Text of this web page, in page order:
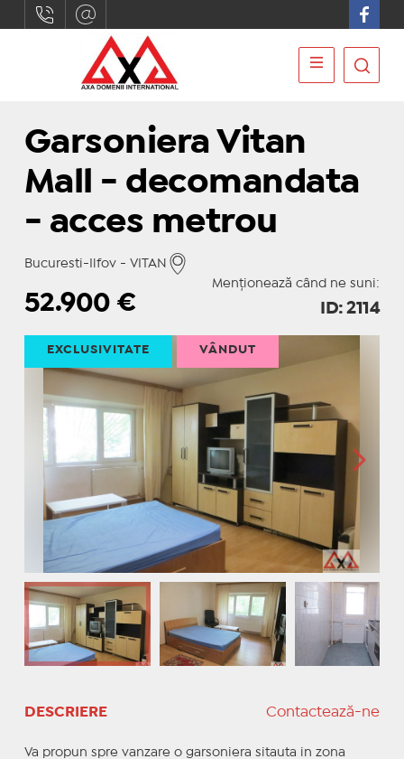
Garsoniera Vitan
Mall - decomandata
- acces metrou
Bucuresti-Ilfov - VITAN
Menționează când ne suni:
52.900€ ID: 2114
EXCLUSIVITATE VÂNDUT
DESCRIERE Contactează-ne
Va propun spre vanzare o garsoniera sitauta in zona